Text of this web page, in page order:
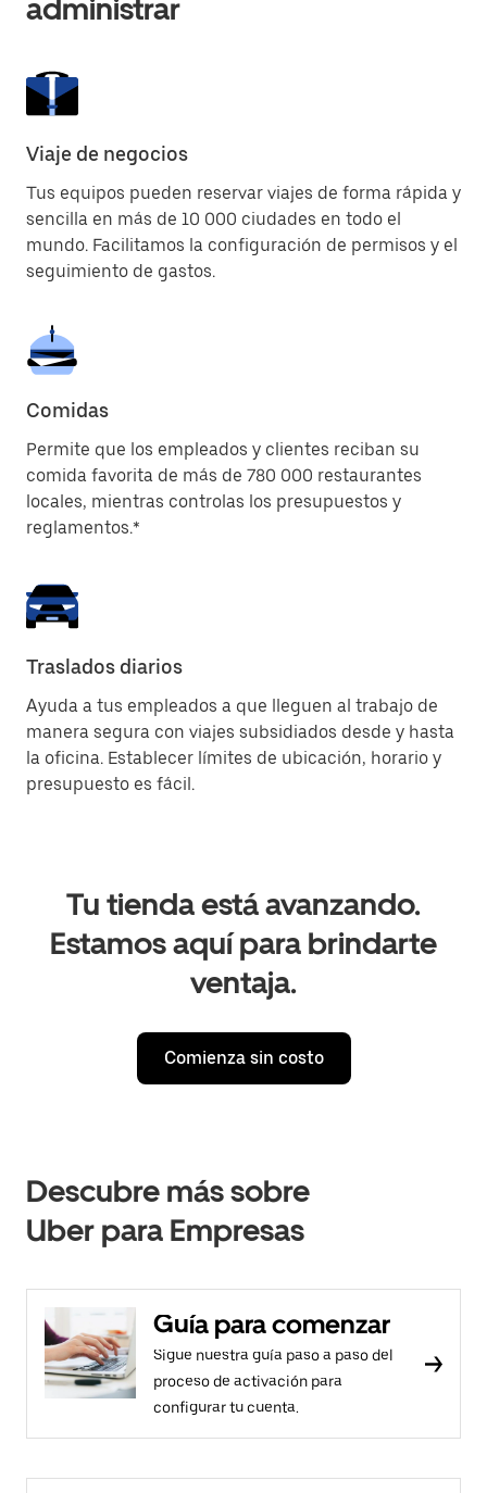
administrar
Viaje de negocios
Tus equipos pueden reservar viajes de forma rápida y
sencilla en más de 10 000 ciudades en todo el
mundo. Facilitamos la configuración de permisos y el
seguimiento de gastos.
Comidas
Permite que los empleados y clientes reciban su
comida favorita de más de 780 000 restaurantes
locales, mientras controlas los presupuestos y
reglamentos.*
Traslados diarios
Ayuda a tus empleados a que lleguen al trabajo de
manera segura con viajes subsidiados desde y hasta
la oficina. Establecer límites de ubicación, horario y
presupuesto es fácil.
Tu tienda está avanzando.
Estamos aquí para brindarte
ventaja.
Comienza sin costo
Descubre más sobre
Uber para Empresas
Guía para comenzar
Sigue nuestra guía paso a paso del
proceso de activación para
configurar tu cuenta.